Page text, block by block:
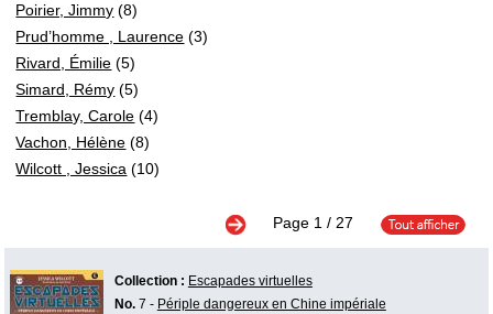
Poirier, Jimmy (8)
Prud’homme , Laurence (3)
Rivard, Émilie (5)
Simard, Rémy (5)
Tremblay, Carole (4)
Vachon, Hélène (8)
Wilcott , Jessica (10)
Page 1/ 27
Collection : Escapades virtuelles
No.7 - Périple dangereux en Chine impériale